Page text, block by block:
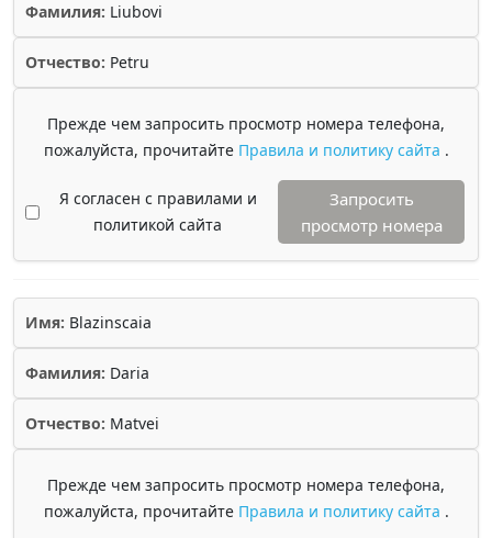
Фамилия: Liubovi
Отчество: Petru
Прежде чем запросить просмотр номера телефона,
пожалуйста, прочитайте Правила и политику сайта .
Я согласен с правилами и
политикой сайта
Запросить
просмотр номера
Имя: Blazinscaia
Фамилия: Daria
Отчество: Matvei
Прежде чем запросить просмотр номера телефона,
пожалуйста, прочитайте Правила и политику сайта .